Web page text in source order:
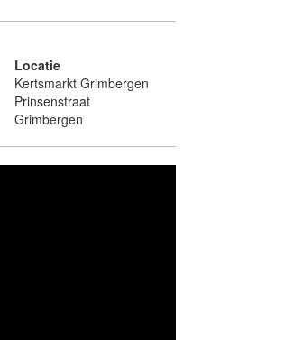
Locatie
Kertsmarkt Grimbergen
Prinsenstraat
Grimbergen